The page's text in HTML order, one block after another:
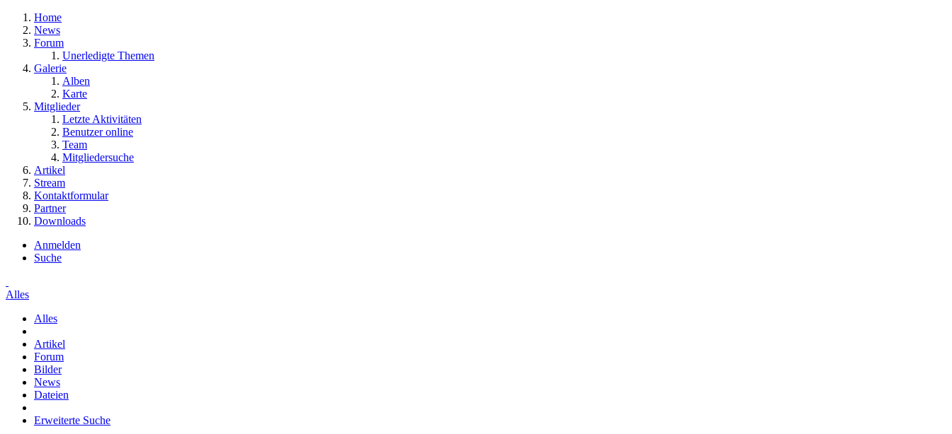
Home
News
Forum
Unerledigte Themen
Galerie
Alben
Karte
Mitglieder
Letzte Aktivitäten
Benutzer online
Team
Mitgliedersuche
Artikel
Stream
Kontaktformular
Partner
Downloads
Anmelden
Suche
Alles
Alles
Artikel
Forum
Bilder
News
Dateien
Erweiterte Suche